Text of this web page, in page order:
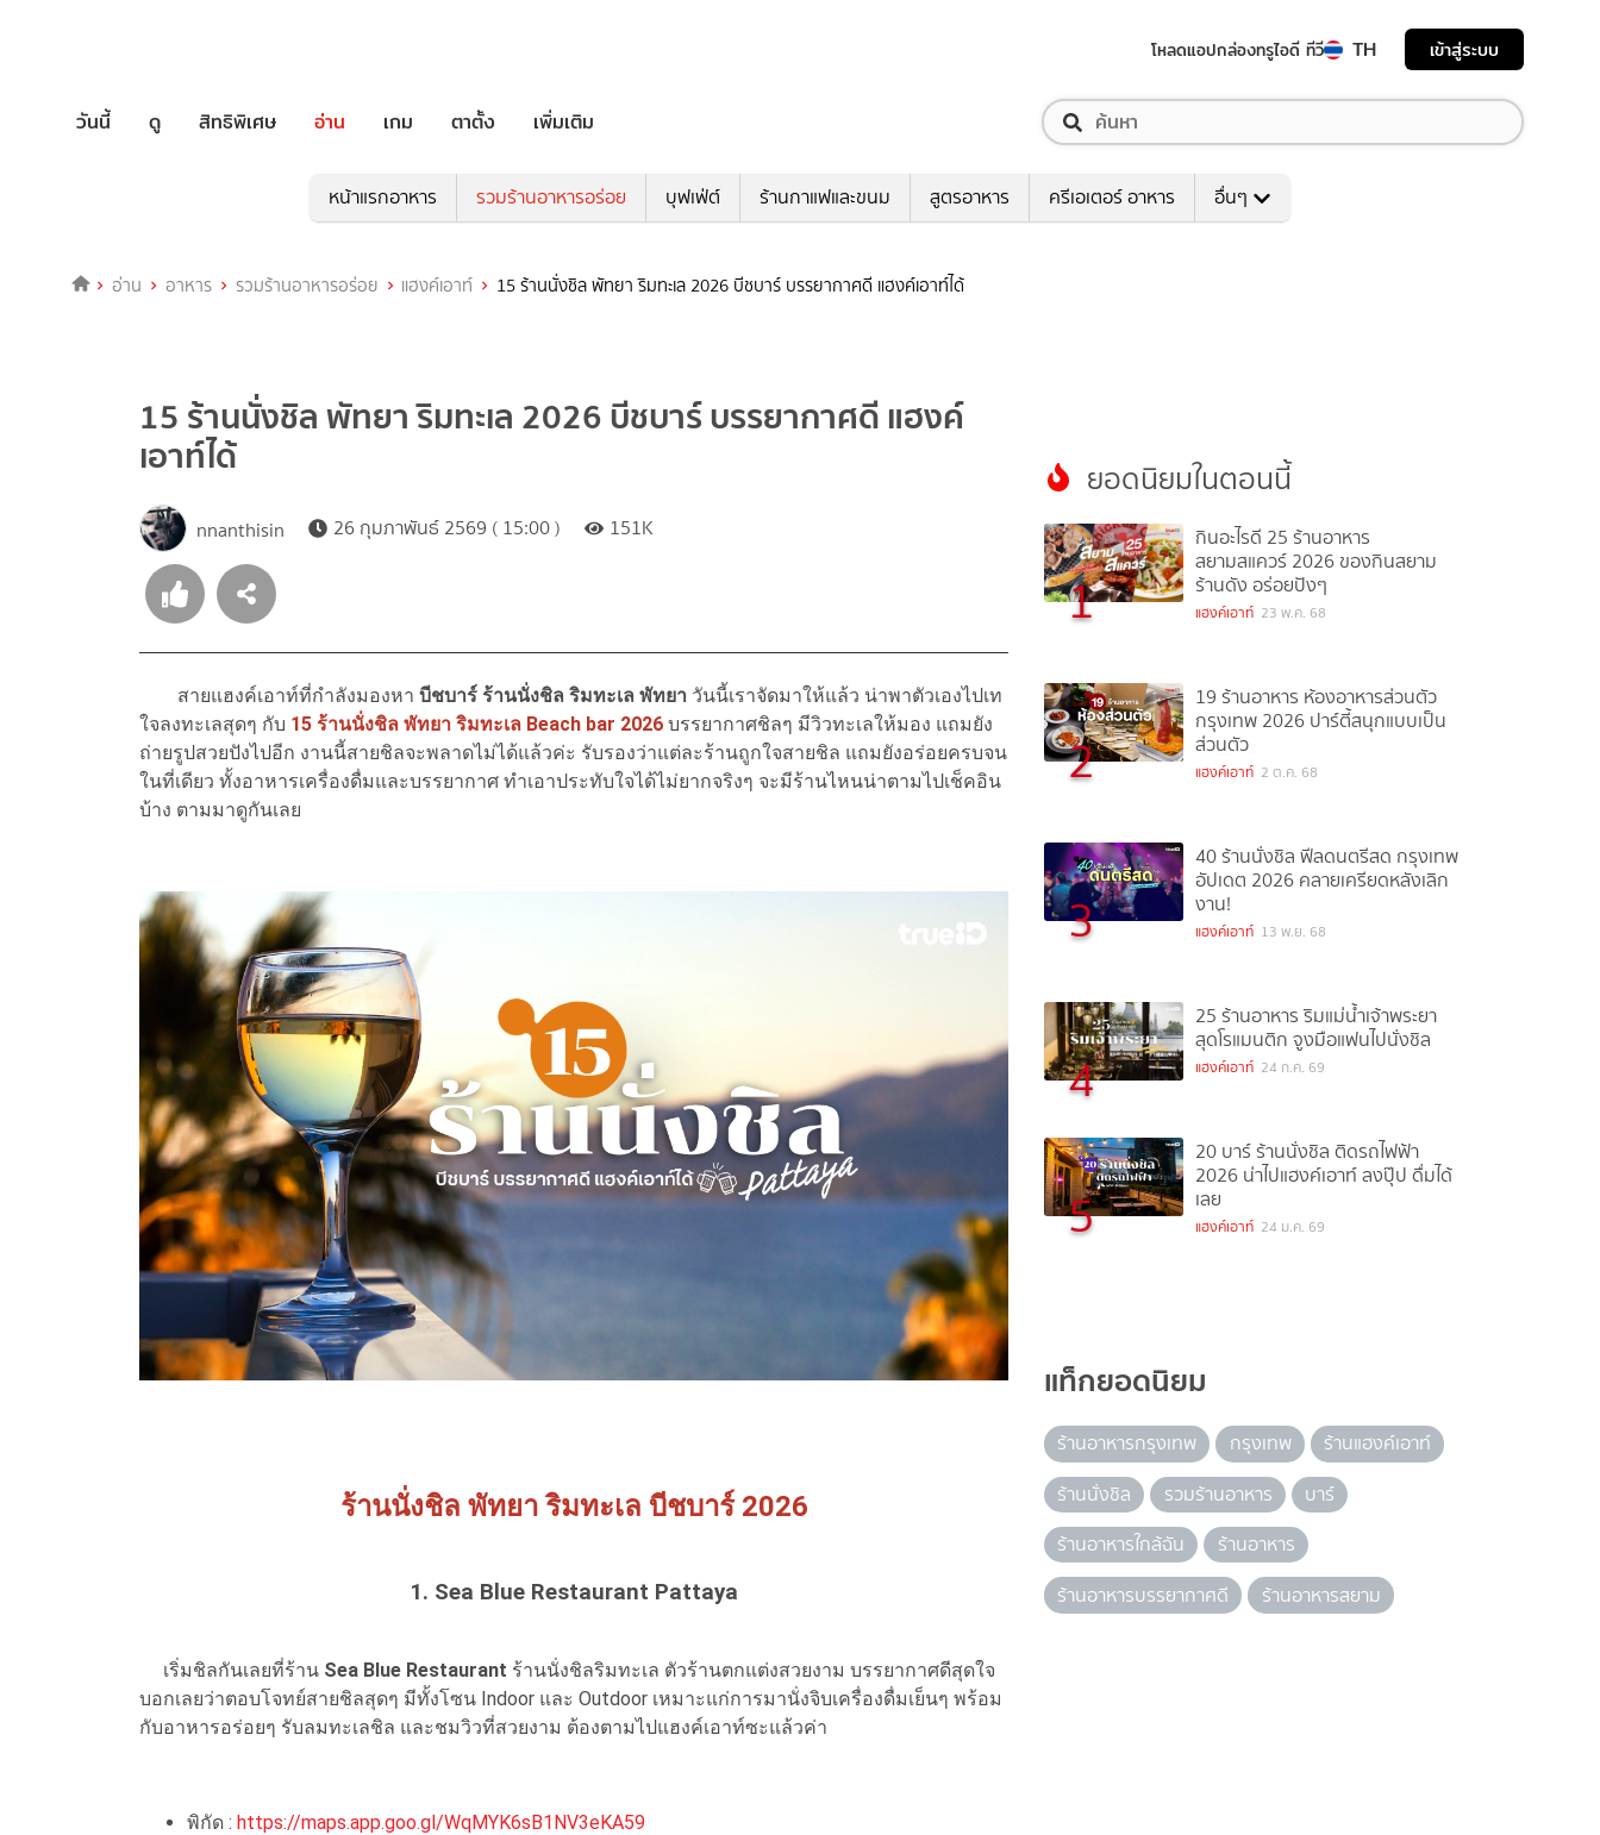
โหลดแอปกล่องทรูไอดี ทีวี TH เข้าสู่ระบบ
วันนี้ ดู สิทธิพิเศษ อ่าน เกม ตาตั้ง เพิ่มเติม
หน้าแรกอาหาร รวมร้านอาหารอร่อย บุฟเฟ่ต์ ร้านกาแฟและขนม สูตรอาหาร ครีเอเตอร์ อาหาร อื่นๆ
อ่าน อาหาร รวมร้านอาหารอร่อย แฮงค์เอาท์ 15 ร้านนั่งชิล พัทยา ริมทะเล 2026 บีชบาร์ บรรยากาศดี แฮงค์เอาท์ได้
15 ร้านนั่งชิล พัทยา ริมทะเล 2026 บีชบาร์ บรรยากาศดี แฮงค์
เอาท์ได้
nnanthisin 26 กุมภาพันธ์ 2569 ( 15:00 ) 151K
สายแฮงค์เอาท์ที่กำลังมองหา บีชบาร์ ร้านนั่งชิล ริมทะเล พัทยา วันนี้เราจัดมาให้แล้ว น่าพาตัวเองไปเท
ใจลงทะเลสุดๆ กับ 15 ร้านนั่งชิล พัทยา ริมทะเล Beach bar 2026 บรรยากาศชิลๆ มีวิวทะเลให้มอง แถมยัง
ถ่ายรูปสวยปังไปอีก งานนี้สายชิลจะพลาดไม่ได้แล้วค่ะ รับรองว่าแต่ละร้านถูกใจสายชิล แถมยังอร่อยครบจน
ในที่เดียว ทั้งอาหารเครื่องดื่มและบรรยากาศ ทำเอาประทับใจได้ไม่ยากจริงๆ จะมีร้านไหนน่าตามไปเช็คอิน
บ้าง ตามมาดูกันเลย
ร้านนั่งชิล พัทยา ริมทะเล บีชบาร์ 2026
1. Sea Blue Restaurant Pattaya
เริ่มชิลกันเลยที่ร้าน Sea Blue Restaurant ร้านนั่งชิลริมทะเล ตัวร้านตกแต่งสวยงาม บรรยากาศดีสุดใจ
บอกเลยว่าตอบโจทย์สายชิลสุดๆ มีทั้งโซน Indoor และ Outdoor เหมาะแก่การมานั่งจิบเครื่องดื่มเย็นๆ พร้อม
กับอาหารอร่อยๆ รับลมทะเลชิล และชมวิวที่สวยงาม ต้องตามไปแฮงค์เอาท์ซะแล้วค่า
พิกัด : https://maps.app.goo.gl/WqMYK6sB1NV3eKA59
ยอดนิยมในตอนนี้
1
กินอะไรดี 25 ร้านอาหาร
สยามสแควร์ 2026 ของกินสยาม
ร้านดัง อร่อยปังๆ
แฮงค์เอาท์ 23 พ.ค. 68
2
19 ร้านอาหาร ห้องอาหารส่วนตัว
กรุงเทพ 2026 ปาร์ตี้สนุกแบบเป็น
ส่วนตัว
แฮงค์เอาท์ 2 ต.ค. 68
3
40 ร้านนั่งชิล ฟีลดนตรีสด กรุงเทพ
อัปเดต 2026 คลายเครียดหลังเลิก
งาน!
แฮงค์เอาท์ 13 พ.ย. 68
4
25 ร้านอาหาร ริมแม่น้ำเจ้าพระยา
สุดโรแมนติก จูงมือแฟนไปนั่งชิล
แฮงค์เอาท์ 24 ก.ค. 69
5
20 บาร์ ร้านนั่งชิล ติดรถไฟฟ้า
2026 น่าไปแฮงค์เอาท์ ลงปุ๊ป ดื่มได้
เลย
แฮงค์เอาท์ 24 ม.ค. 69
แท็กยอดนิยม
ร้านอาหารกรุงเทพ กรุงเทพ
ร้านแฮงค์เอาท์
ร้านนั่งชิล
รวมร้านอาหาร
บาร์
ร้านอาหารใกล้ฉัน
ร้านอาหาร
ร้านอาหารบรรยากาศดี
ร้านอาหารสยาม